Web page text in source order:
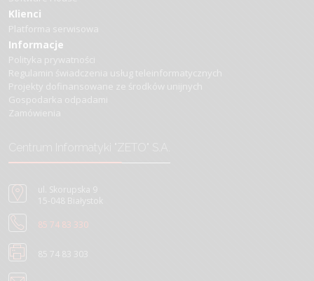
Klienci
Platforma serwisowa
Informacje
Polityka prywatności
Regulamin świadczenia usług teleinformatycznych
Projekty dofinansowane ze środków unijnych
Gospodarka odpadami
Zamówienia
ul. Skorupska 9
15-048 Białystok
85 74 83 330
85 74 83 303